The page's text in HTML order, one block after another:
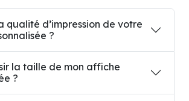
qualité d’impression de votre
?
la taille de mon affiche
?